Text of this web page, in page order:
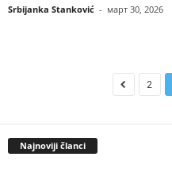
Srbijanka Stanković - март 30, 2026
2
Najnoviji članci